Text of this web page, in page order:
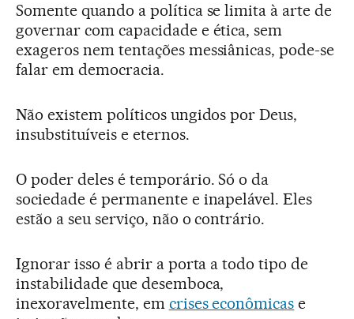
Somente quando a política se limita à arte de
governar com capacidade e ética, sem
exageros nem tentações messiânicas, pode-se
falar em democracia.
Não existem políticos ungidos por Deus,
insubstituíveis e eternos.
O poder deles é temporário. Só o da
sociedade é permanente e inapelável. Eles
estão a seu serviço, não o contrário.
Ignorar isso é abrir a porta a todo tipo de
instabilidade que desemboca,
inexoravelmente, em crises econômicas e